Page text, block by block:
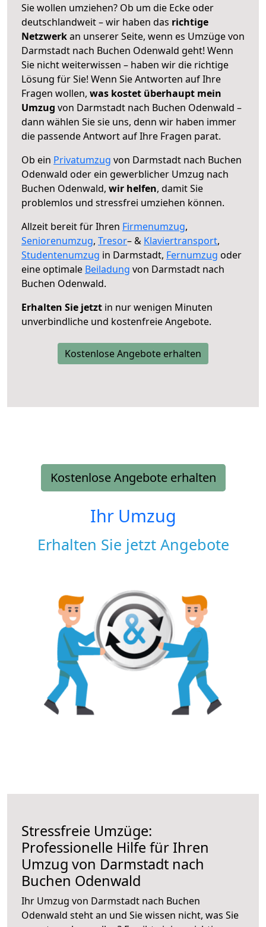
Sie wollen umziehen? Ob um die Ecke oder
deutschlandweit – wir haben das richtige
Netzwerkan unserer Seite, wenn es Umzüge von
Darmstadt nach Buchen Odenwald geht! Wenn
Sie nicht weiterwissen – haben wir die richtige
Lösung für Sie! Wenn Sie Antworten auf Ihre
Fragen wollen, was kostet überhaupt mein
Umzug von Darmstadt nach Buchen Odenwald –
dann wählen Sie sie uns, denn wir haben immer
die passende Antwort auf Ihre Fragen parat.
Ob ein Privatumzug von Darmstadt nach Buchen
Odenwald oder ein gewerblicher Umzug nach
Buchen Odenwald, wir helfen, damit Sie
problemlos und stressfrei umziehen können.
Allzeit bereit für Ihren Firmenumzug,
Seniorenumzug, Tresor– & Klaviertransport,
Studentenumzug in Darmstadt, Fernumzug oder
eine optimale Beiladung von Darmstadt nach
Buchen Odenwald.
Erhalten Sie jetzt in nur wenigen Minuten
unverbindliche und kostenfreie Angebote.
Kostenlose Angebote erhalten
Kostenlose Angebote erhalten
Ihr Umzug
Erhalten Sie jetzt Angebote
Stressfreie Umzüge:
Professionelle Hilfe für Ihren
Umzug von Darmstadt nach
Buchen Odenwald
Ihr Umzug von Darmstadt nach Buchen
Odenwald steht an und Sie wissen nicht, was Sie